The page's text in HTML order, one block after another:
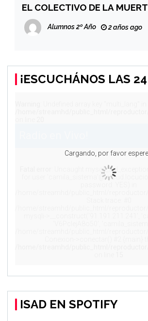
EL COLECTIVO DE LA
Alumnos 2º Año 2 años ago
¡ESCUCHÁNOS LAS
ISAD EN SPOTIFY